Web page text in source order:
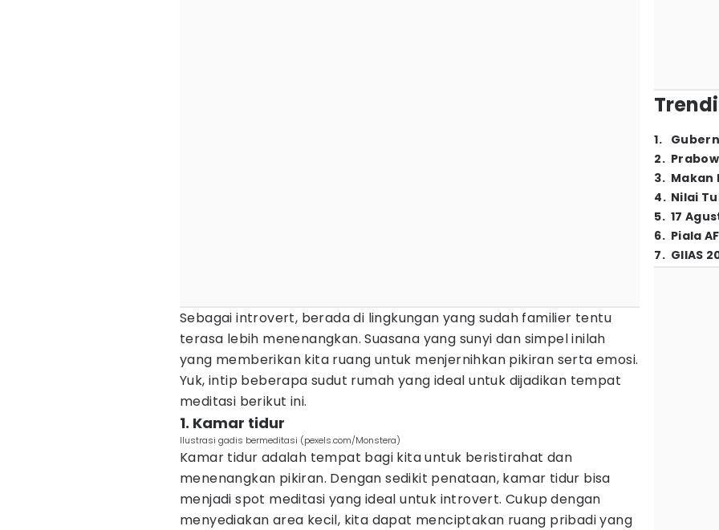
Sebagai introvert, berada di lingkungan yang sudah familier tentu
terasa lebih menenangkan. Suasana yang sunyi dan simpel inilah
yang memberikan kita ruang untuk menjernihkan pikiran serta emosi.
Yuk, intip beberapa sudut rumah yang ideal untuk dijadikan tempat
meditasi berikut ini.
1. Kamar tidur
Ilustrasi gadis bermeditasi (pexels.com/Monstera)
Kamar tidur adalah tempat bagi kita untuk beristirahat dan
menenangkan pikiran. Dengan sedikit penataan, kamar tidur bisa
menjadi spot meditasi yang ideal untuk introvert. Cukup dengan
menyediakan area kecil, kita dapat menciptakan ruang pribadi yang
1.
2.
3. Makan
4. Nilai
5. 17
6. Piala
7. GIIAS